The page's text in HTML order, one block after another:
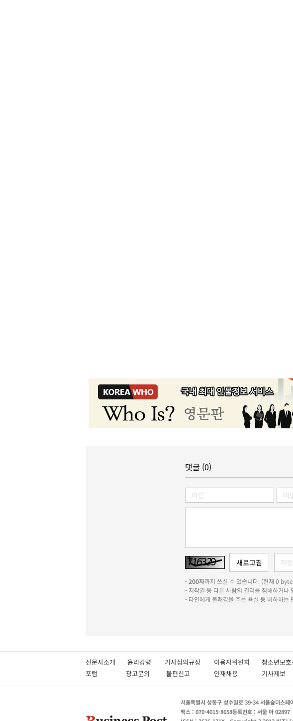
댓글 (0)
-200자까지 쓰실 수 있습니다. (현재 0
- 저작권 등 다른 사람의 권리를 침해하거나
- 타인에게 불쾌감을 주는 욕설 등 비하하는
신문사소개 윤리강령 기사심의규정 이용자위원회 청소년보
포럼
광고문의 불편신고 인재채용 기사제
서울특별시 성동구 성수일로 39-34 서울숲더스
팩스 : 070-4015-8658등록번호 : 서울 아 02897